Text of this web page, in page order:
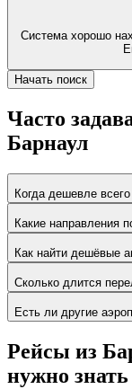
Система хорошо
Начать поиск
Часто
Барнаул
Когда дешевле
Какие направления
Как найти дешёвые
Сколько длится
Есть ли другие
Рейсы из
нужно знать